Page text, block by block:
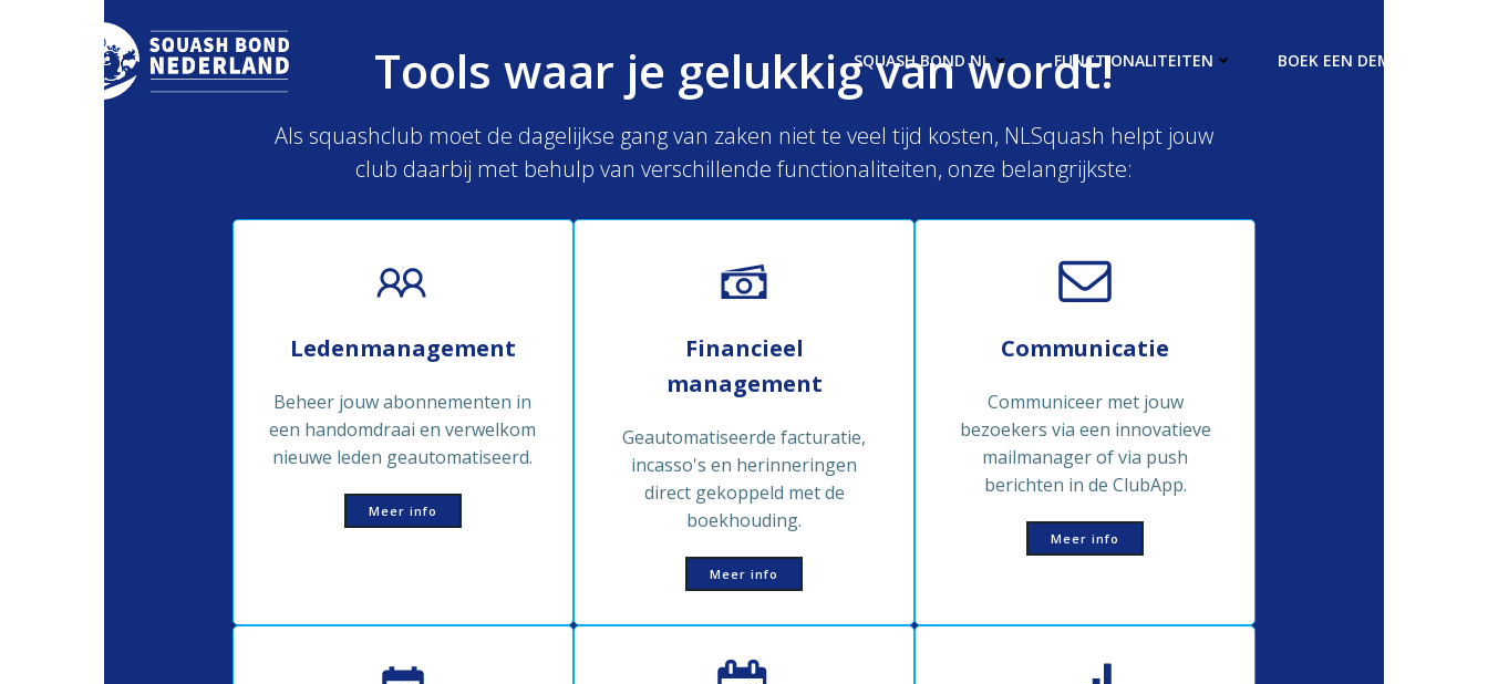
SQUASH BOND NL FUNCTIONALITEITEN BOEK EEN DEMO
Tools waar je gelukkig van wordt!
Als squashclub moet de dagelijkse gang van zaken niet te veel tijd kosten, NLSquash helpt jouw
club daarbij met behulp van verschillende functionaliteiten, onze belangrijkste:
Ledenmanagement
Beheer jouw abonnementen in
een handomdraai en verwelkom
nieuwe leden geautomatiseerd.
Meer info
Financieel
management
Geautomatiseerde facturatie,
incasso's en herinneringen
direct gekoppeld met de
boekhouding.
Meer info
Communicatie
Communiceer met jouw
bezoekers via een innovatieve
mailmanager of via push
berichten in de ClubApp.
Meer info